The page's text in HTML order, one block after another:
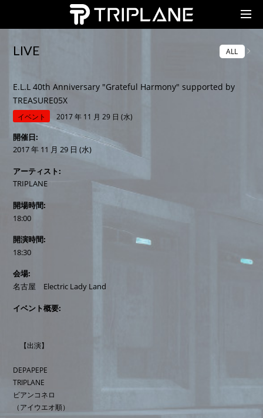
TRIPLANE Passengers
LIVE ALL
E.L.L 40th Anniversary "Grateful Harmony" supported by
TREASURE05X
イベント 2017 年 11 月 29 日 (水)
開催日
2017 年 11 月 29 日 (水)
アーティスト
TRIPLANE
開場時間
18:00
開演時間
18:30
会場
名古屋 Electric Lady Land
イベント概要
【出演】
DEPAPEPE
TRIPLANE
ビアンコネロ
（アイウエオ順）